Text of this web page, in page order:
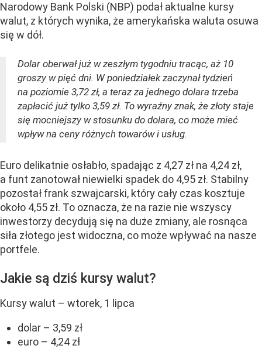
Narodowy Bank Polski (NBP) podał aktualne kursy
walut, z których wynika, że amerykańska waluta osuwa
się w dół.
Dolar oberwał już w zeszłym tygodniu tracąc, aż 10
groszy w pięć dni. W poniedziałek zaczynał tydzień
na poziomie 3,72 zł, a teraz za jednego dolara trzeba
zapłacić już tylko 3,59 zł. To wyraźny znak, że złoty staje
się mocniejszy w stosunku do dolara, co może mieć
wpływ na ceny różnych towarów i usług.
Euro delikatnie osłabło, spadając z 4,27 zł na 4,24 zł,
a funt zanotował niewielki spadek do 4,95 zł. Stabilny
pozostał frank szwajcarski, który cały czas kosztuje
około 4,55 zł. To oznacza, że na razie nie wszyscy
inwestorzy decydują się na duże zmiany, ale rosnąca
siła złotego jest widoczna, co może wpływać na nasze
portfele.
Jakie są dziś kursy walut?
Kursy walut – wtorek, 1 lipca
dolar – 3,59 zł
euro – 4,24 zł